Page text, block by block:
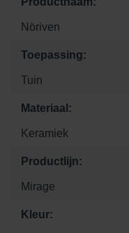
Nöriven
Toepassing:
Tuin
Materiaal:
Keramiek
Productlijn:
Mirage
Kleur: